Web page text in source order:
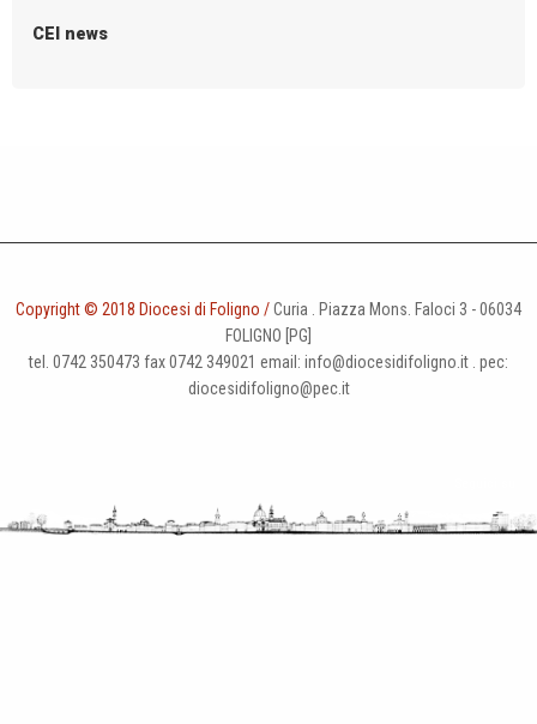
CEI news
Copyright © 2018 Diocesi di Foligno /Curia . Piazza Mons. Faloci 3 - 06034
FOLIGNO [PG]
tel. 0742 350473 fax 0742 349021 email: info@diocesidifoligno.it . pec:
diocesidifoligno@pec.it